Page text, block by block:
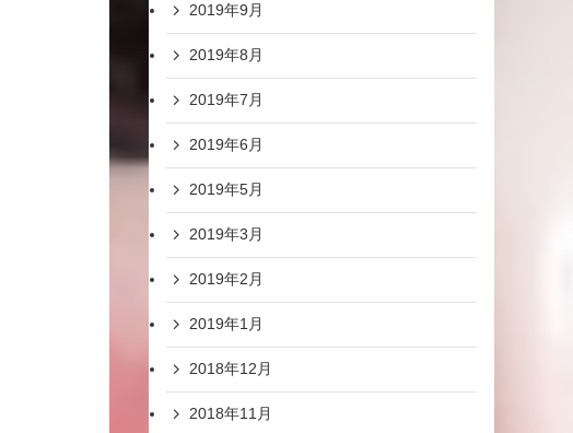
2019年9月
2019年8月
2019年7月
2019年6月
2019年5月
2019年3月
2019年2月
2019年1月
2018年12月
2018年11月